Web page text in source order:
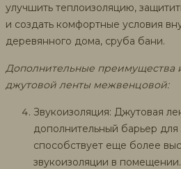
улучшить теплоизоляцию,
и создать комфортные условия
деревянного дома, сруба бани.
Дополнительные преимущества
джутовой ленты межвенцовой:
Звукоизоляция: Джутовая
дополнительный барьер для
способствует еще более
звукоизоляции в